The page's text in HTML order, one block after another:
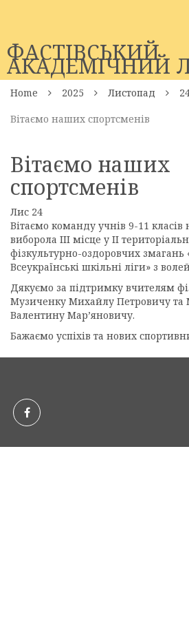
ФАСТІВСЬКИЙ
АКАДЕМІЧНИЙ
Home 2025 Листопад
Вітаємо наших спортсменів
Вітаємо наших
спортсменів
Лис 24
Вітаємо команду учнів 9-11
виборола ІІІ місце у ІІ
фізкультурно-оздоровчих змагань
Всеукраїнські шкільні ліги» з
Дякуємо за підтримку вчителям
Музиченку Михайлу Петровичу та
Валентину Мар’яновичу.
Бажаємо успіхів та нових